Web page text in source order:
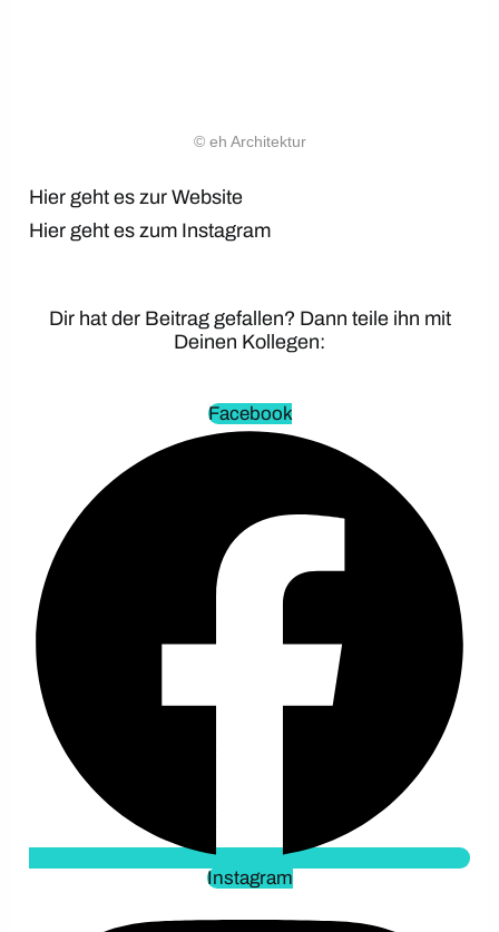
© eh Architektur
Hier geht es zur Website
Hier geht es zum Instagram
Dir hat der Beitrag gefallen? Dann teile ihn mit
Deinen Kollegen:
Facebook
Instagram